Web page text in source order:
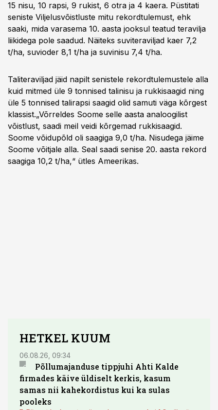
15 nisu, 10 rapsi, 9 rukist, 6 otra ja 4 kaera. Püstitati
seniste Viljelusvõistluste mitu rekordtulemust, ehk
saaki, mida varasema 10. aasta jooksul teatud teravilja
liikidega pole saadud. Näiteks suviteraviljad kaer 7,2
t/ha, suvioder 8,1 t/ha ja suvinisu 7,4 t/ha.
Taliteraviljad jäid napilt senistele rekordtulemustele alla
kuid mitmed üle 9 tonnised talinisu ja rukkisaagid ning
üle 5 tonnised talirapsi saagid olid samuti väga kõrgest
klassist.„Võrreldes Soome selle aasta analoogilist
võistlust, saadi meil veidi kõrgemad rukkisaagid.
Soome võidupõld oli saagiga 9,0 t/ha. Nisudega jäime
Soome võitjale alla. Seal saadi senise 20. aasta rekord
saagiga 10,2 t/ha,“ ütles Ameerikas.
HETKEL KUUM
06.08.26, 09:34
Põllumajanduse tippjuhi Ahti Kalde
firmades käive üldiselt kerkis, kasum
samas nii kahekordistus kui ka sulas
pooleks